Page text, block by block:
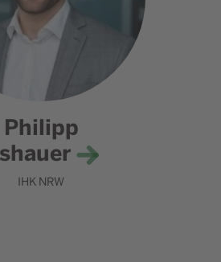
Philipp
IHK NRW